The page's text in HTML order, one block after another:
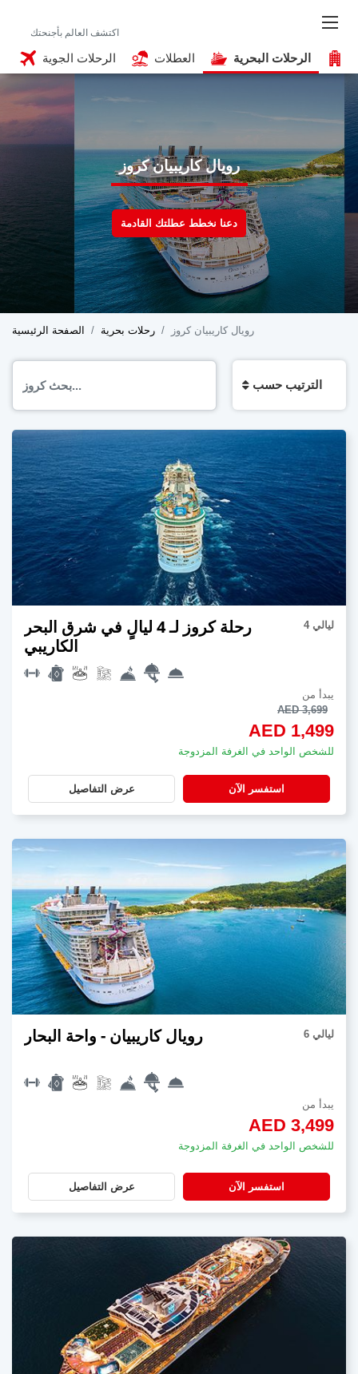
الرحلات الجوية العطلات الرحلات البحرية
رويال كاريبيان كروز
دعنا نخطط عطلتك القادمة
الصفحة الرئيسية رحلات بحرية رويال كاريبيان كروز
الترتيب حسب
رحلة كروز لـ 4 ليالٍ في شرق البحر
الكاريبي
4 ليالي
يبدأ من
AED 3,699
AED 1,499
للشخص الواحد في الغرفة المزدوجة
عرض التفاصيل استفسر الآن
رويال كاريبيان - واحة البحار 6 ليالي
يبدأ من
AED 3,499
للشخص الواحد في الغرفة المزدوجة
عرض التفاصيل استفسر الآن